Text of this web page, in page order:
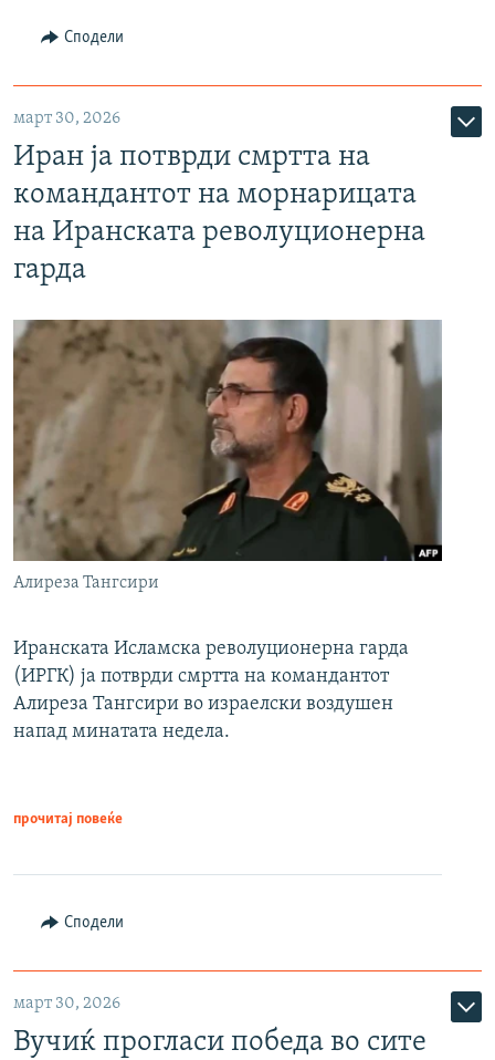
Сподели
март 30, 2026
Иран ја потврди смртта на
командантот на морнарицата
на Иранската револуционерна
гарда
Алиреза Тангсири
Иранската Исламска револуционерна гарда
(ИРГК) ја потврди смртта на командантот
Алиреза Тангсири во израелски воздушен
напад минатата недела.
прочитај повеќе
Сподели
март 30, 2026
Вучиќ прогласи победа во сите